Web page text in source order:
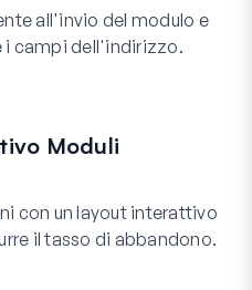
all'invio del modulo e
campi dell'indirizzo.
Moduli
con un layout interattivo
il tasso di abbandono.